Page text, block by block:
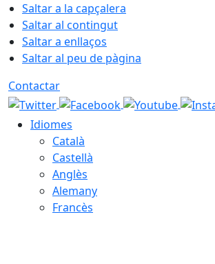
Saltar a la capçalera
Saltar al contingut
Saltar a enllaços
Saltar al peu de pàgina
Contactar
Idiomes
Català
Castellà
Anglès
Alemany
Francès